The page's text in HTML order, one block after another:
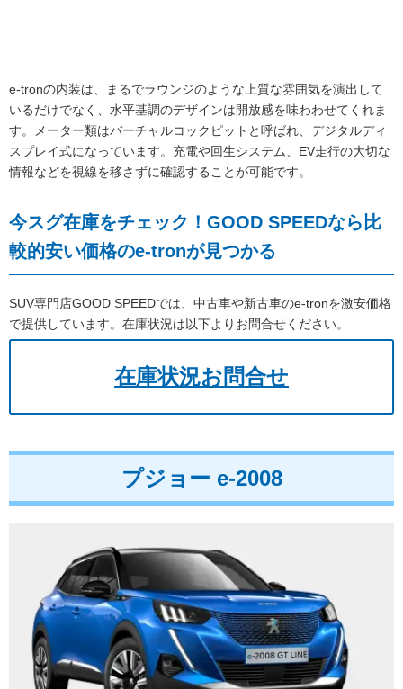
e-tronの内装は、まるでラウンジのような上質な雰囲気を演出して
いるだけでなく、水平基調のデザインは開放感を味わわせてくれま
す。メーター類はバーチャルコックピットと呼ばれ、デジタルディ
スプレイ式になっています。充電や回生システム、EV走行の大切な
情報などを視線を移さずに確認することが可能です。
今スグ在庫をチェック！GOOD SPEEDなら比
較的安い価格のe-tronが見つかる
SUV専門店GOOD SPEEDでは、中古車や新古車のe-tronを激安価格
で提供しています。在庫状況は以下よりお問合せください。
在庫状況お問合せ
プジョー e-2008